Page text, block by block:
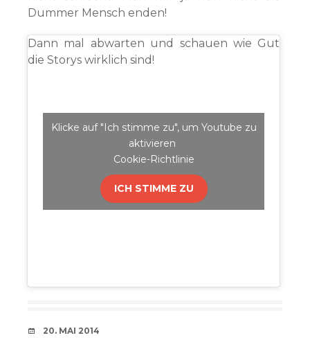
Dummer Mensch enden!
Dann mal abwarten und schauen wie Gut
die Storys wirklich sind!
Klicke auf "Ich stimme zu", um Youtube zu
aktivieren
Cookie-Richtlinie
ICH STIMME ZU
VERABREDUNG
20. MAI 2014